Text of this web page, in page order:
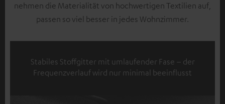
nehmen die Materialität von hochwertigen Textilien auf,
passen so viel besser in jedes Wohnzimmer.
Stabiles Stoffgitter mit umlaufender Fase – der
Frequenzverlauf wird nur minimal beeinflusst